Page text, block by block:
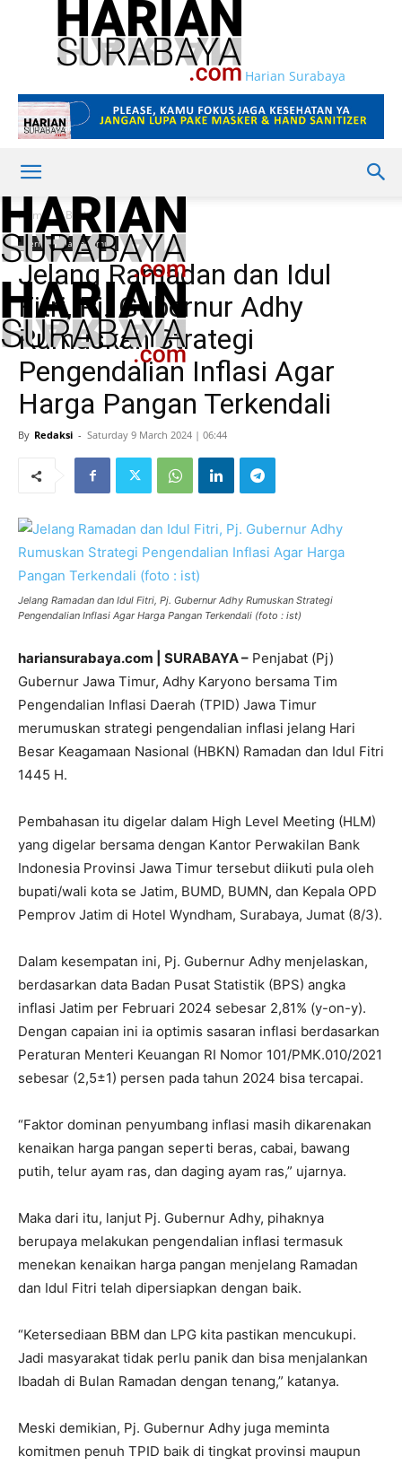
Harian Surabaya
Home Berita
Berita Jawa Timur
Jelang Ramadan dan Idul
Fitri, Pj. Gubernur Adhy
Rumuskan Strategi
Pengendalian Inflasi Agar
Harga Pangan Terkendali
By Redaksi - Saturday 9 March 2024 | 06:44
Jelang Ramadan dan Idul Fitri, Pj. Gubernur Adhy Rumuskan Strategi
Pengendalian Inflasi Agar Harga Pangan Terkendali (foto : ist)
hariansurabaya.com | SURABAYA – Penjabat (Pj)
Gubernur Jawa Timur, Adhy Karyono bersama Tim
Pengendalian Inflasi Daerah (TPID) Jawa Timur
merumuskan strategi pengendalian inflasi jelang Hari
Besar Keagamaan Nasional (HBKN) Ramadan dan Idul Fitri
1445 H.
Pembahasan itu digelar dalam High Level Meeting (HLM)
yang digelar bersama dengan Kantor Perwakilan Bank
Indonesia Provinsi Jawa Timur tersebut diikuti pula oleh
bupati/wali kota se Jatim, BUMD, BUMN, dan Kepala OPD
Pemprov Jatim di Hotel Wyndham, Surabaya, Jumat (8/3).
Dalam kesempatan ini, Pj. Gubernur Adhy menjelaskan,
berdasarkan data Badan Pusat Statistik (BPS) angka
inflasi Jatim per Februari 2024 sebesar 2,81% (y-on-y).
Dengan capaian ini ia optimis sasaran inflasi berdasarkan
Peraturan Menteri Keuangan RI Nomor 101/PMK.010/2021
sebesar (2,5±1) persen pada tahun 2024 bisa tercapai.
“Faktor dominan penyumbang inflasi masih dikarenakan
kenaikan harga pangan seperti beras, cabai, bawang
putih, telur ayam ras, dan daging ayam ras,” ujarnya.
Maka dari itu, lanjut Pj. Gubernur Adhy, pihaknya
berupaya melakukan pengendalian inflasi termasuk
menekan kenaikan harga pangan menjelang Ramadan
dan Idul Fitri telah dipersiapkan dengan baik.
“Ketersediaan BBM dan LPG kita pastikan mencukupi.
Jadi masyarakat tidak perlu panik dan bisa menjalankan
Ibadah di Bulan Ramadan dengan tenang,” katanya.
Meski demikian, Pj. Gubernur Adhy juga meminta
komitmen penuh TPID baik di tingkat provinsi maupun